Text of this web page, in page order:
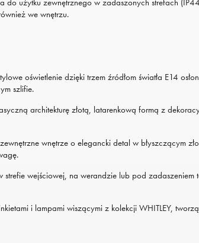
do użytku zewnętrznego w zadaszonych strefach
we wnętrzu.
oświetlenie dzięki trzem źródłom światła E14
szlifie.
architekturę złotą, latarenkową formą z
wnętrze o elegancki detal w błyszczącym
strefie wejściowej, na werandzie lub pod zadaszeniem
i lampami wiszącymi z kolekcji WHITLEY,